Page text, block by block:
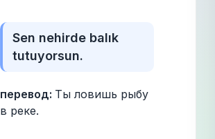
Sen nehirde balık
tutuyorsun.
перевод: Ты ловишь рыбу
в реке.